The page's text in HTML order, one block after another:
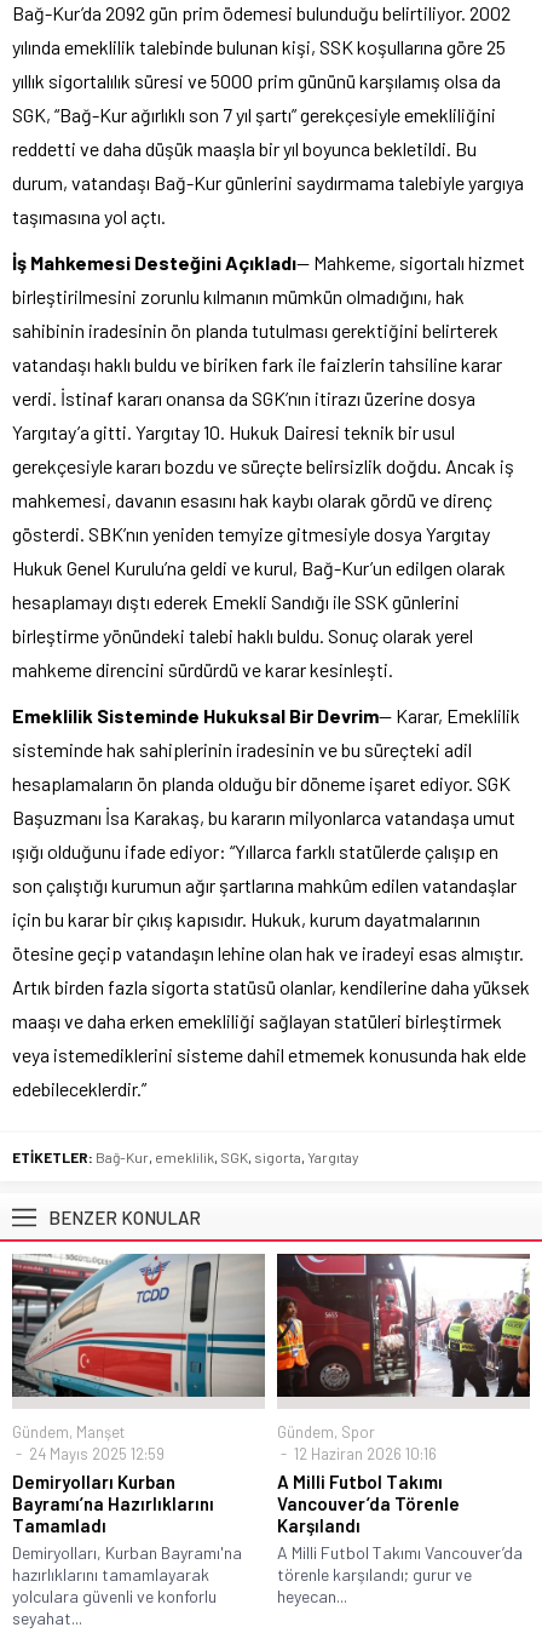
Bağ-Kur’da 2092 gün prim ödemesi bulunduğu belirtiliyor. 2002
yılında emeklilik talebinde bulunan kişi, SSK koşullarına göre 25
yıllık sigortalılık süresi ve 5000 prim gününü karşılamış olsa da
SGK, “Bağ-Kur ağırlıklı son 7 yıl şartı” gerekçesiyle emekliliğini
reddetti ve daha düşük maaşla bir yıl boyunca bekletildi. Bu
durum, vatandaşı Bağ-Kur günlerini saydırmama talebiyle yargıya
taşımasına yol açtı.
İş Mahkemesi Desteğini Açıkladı— Mahkeme, sigortalı hizmet
birleştirilmesini zorunlu kılmanın mümkün olmadığını, hak
sahibinin iradesinin ön planda tutulması gerektiğini belirterek
vatandaşı haklı buldu ve biriken fark ile faizlerin tahsiline karar
verdi. İstinaf kararı onansa da SGK’nın itirazı üzerine dosya
Yargıtay’a gitti. Yargıtay 10. Hukuk Dairesi teknik bir usul
gerekçesiyle kararı bozdu ve süreçte belirsizlik doğdu. Ancak iş
mahkemesi, davanın esasını hak kaybı olarak gördü ve direnç
gösterdi. SBK’nın yeniden temyize gitmesiyle dosya Yargıtay
Hukuk Genel Kurulu’na geldi ve kurul, Bağ-Kur’un edilgen olarak
hesaplamayı dıştı ederek Emekli Sandığı ile SSK günlerini
birleştirme yönündeki talebi haklı buldu. Sonuç olarak yerel
mahkeme direncini sürdürdü ve karar kesinleşti.
Emeklilik Sisteminde Hukuksal Bir Devrim— Karar, Emeklilik
sisteminde hak sahiplerinin iradesinin ve bu süreçteki adil
hesaplamaların ön planda olduğu bir döneme işaret ediyor. SGK
Başuzmanı İsa Karakaş, bu kararın milyonlarca vatandaşa umut
ışığı olduğunu ifade ediyor: “Yıllarca farklı statülerde çalışıp en
son çalıştığı kurumun ağır şartlarına mahkûm edilen vatandaşlar
için bu karar bir çıkış kapısıdır. Hukuk, kurum dayatmalarının
ötesine geçip vatandaşın lehine olan hak ve iradeyi esas almıştır.
Artık birden fazla sigorta statüsü olanlar, kendilerine daha yüksek
maaşı ve daha erken emekliliği sağlayan statüleri birleştirmek
veya istemediklerini sisteme dahil etmemek konusunda hak elde
edebileceklerdir.”
ETİKETLER: Bağ-Kur, emeklilik, SGK, sigorta, Yargıtay
BENZER KONULAR
Gündem, Manşet
24 Mayıs 2025 12:59
Demiryolları Kurban
Bayramı’na Hazırlıklarını
Tamamladı
Demiryolları, Kurban Bayramı'na
hazırlıklarını tamamlayarak
yolculara güvenli ve konforlu
seyahat...
Gündem, Spor
12 Haziran 2026 10:16
A Milli Futbol Takımı
Vancouver’da Törenle
Karşılandı
A Milli Futbol Takımı Vancouver’da
törenle karşılandı; gurur ve
heyecan...